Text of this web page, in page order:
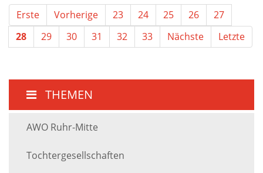
Erste Vorherige 23 24 25 26
27
28
29 30 31 32 33 Nächste Letzte
THEMEN
AWO Ruhr-Mitte
Tochtergesellschaften